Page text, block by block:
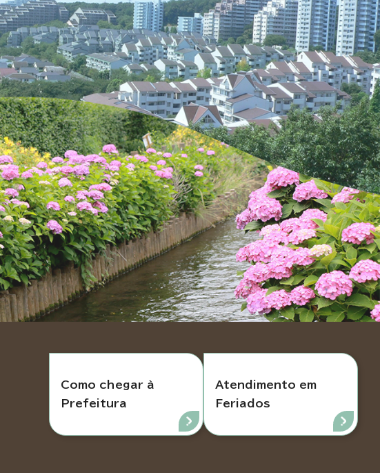
Como chegar à
Prefeitura
Atendimento em
Feriados